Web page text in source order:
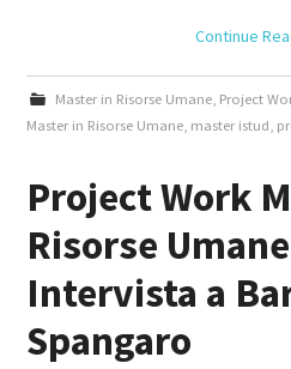
Continue
Master in Risorse Umane, Project
Master in Risorse Umane master istud
Project Work
Risorse
Intervista a
Spangaro